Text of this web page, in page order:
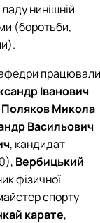
нинішній
(боротьби,
працювали
Іванович
Поляков Микола
Васильович
, кандидат
Вербицький
фізичної
спорту
карате,